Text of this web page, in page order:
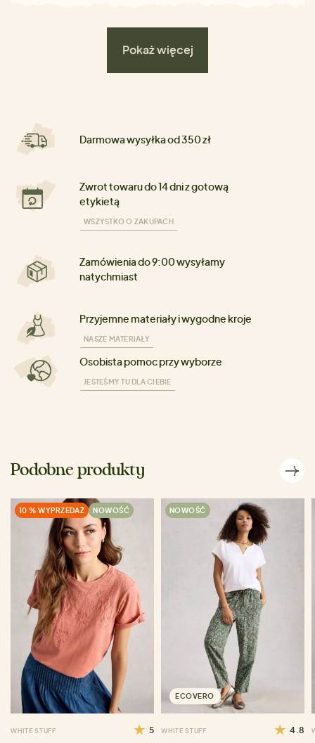
Pokaż więcej
Darmowa wysyłka od 350 zł
Zwrot towaru do 14 dni z gotową
etykietą
WSZYSTKO O ZAKUPACH
Zamówienia do 9:00 wysyłamy
natychmiast
Przyjemne materiały i wygodne kroje
NASZE MATERIAŁY
Osobista pomoc przy wyborze
JESTEŚMY TU DLA CIEBIE
Podobne produkty
10 % WYPRZEDAŻ NOWOŚĆ
WHITE STUFF 5
NOWOŚĆ
ECOVERO
WHITE STUFF 4.8